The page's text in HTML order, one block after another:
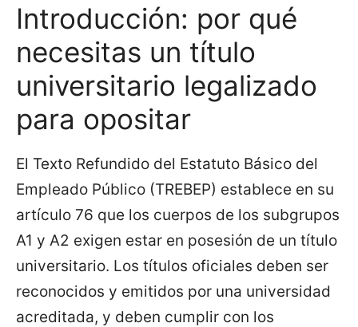
Introducción: por qué
necesitas un título
universitario legalizado
para opositar
El Texto Refundido del Estatuto Básico del
Empleado Público (TREBEP) establece en su
artículo 76 que los cuerpos de los subgrupos
A1 y A2 exigen estar en posesión de un título
universitario. Los títulos oficiales deben ser
reconocidos y emitidos por una universidad
acreditada, y deben cumplir con los